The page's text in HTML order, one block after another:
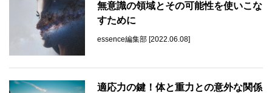
無意識の領域とその可能性を使いこな
すために
essence編集部 [2022.06.08]
適応力の鍵！体と重力との意外な関係